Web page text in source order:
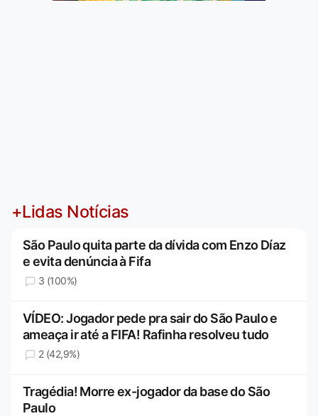
+Lidas Notícias
São Paulo quita parte da dívida com Enzo Díaz
e evita denúncia à Fifa
3 (100%)
VÍDEO: Jogador pede pra sair do São Paulo e
ameaça ir até a FIFA! Rafinha resolveu tudo
2 (42,9%)
Tragédia! Morre ex-jogador da base do São
Paulo